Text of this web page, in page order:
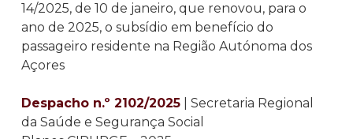
14/2025, de 10 de janeiro, que renovou, para o
ano de 2025, o subsídio em benefício do
passageiro residente na Região Autónoma dos
Açores
Despacho n.º 2102/2025| Secretaria Regional
da Saúde e Segurança Social